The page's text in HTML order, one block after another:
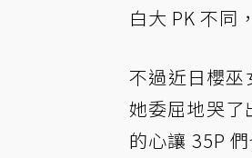
白大 PK 不同
不過近日櫻巫
她委屈地哭了
的心讓 35P